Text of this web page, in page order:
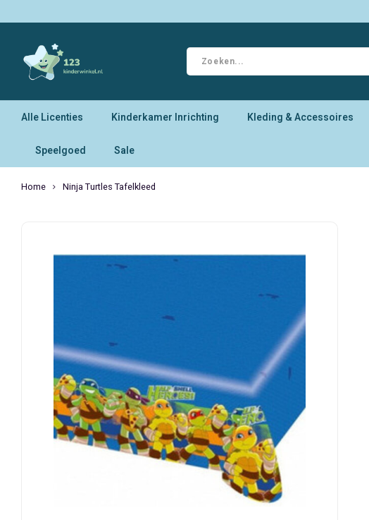
Alle Licenties Kinderkamer Inrichting Kleding & Accessoires
Speelgoed Sale
Home Ninja Turtles Tafelkleed